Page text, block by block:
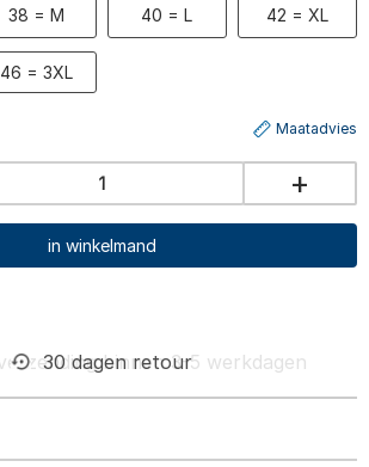
38 = M 40 = L 42 = XL
46 = 3XL
Maatadvies
+
in winkelmand
30 dagen retour